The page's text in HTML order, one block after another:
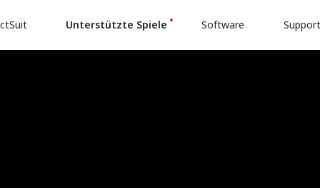
Unterstützte Spiele Software Support